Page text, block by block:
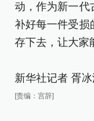
动，作为新一代
补好每一件受损
存下去，让大家
新华社记者 胥
[责编：宫辞]